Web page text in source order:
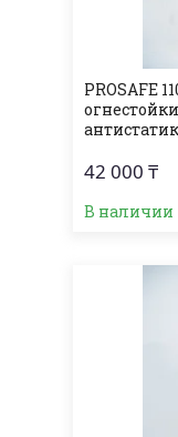
PROSAFE
42 000 ₸
В наличии